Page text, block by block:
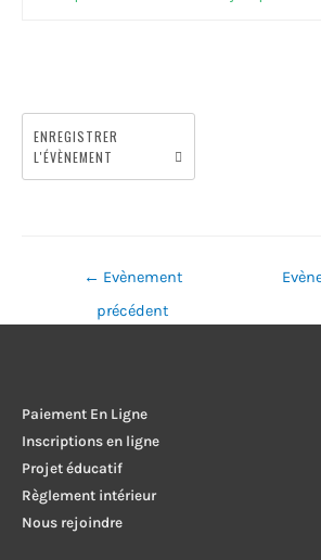
ENREGISTRER
L'ÉVÈNEMENT
Navigation
← Evènement
précédent
Paiement En Ligne
Inscriptions en ligne
Projet éducatif
Règlement intérieur
Nous rejoindre